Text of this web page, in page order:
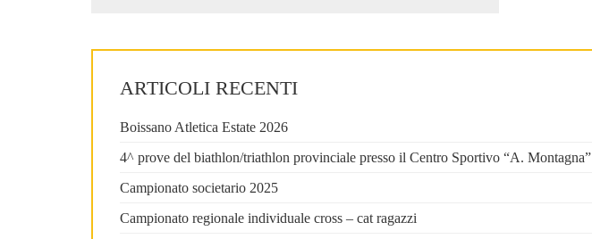
ARTICOLI RECENTI
Boissano Atletica Estate 2026
4^ prove del biathlon/triathlon provinciale presso il Centro Sportivo “A. Montagna”
Campionato societario 2025
Campionato regionale individuale cross – cat ragazzi